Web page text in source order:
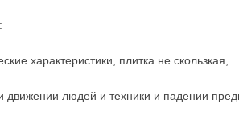
характеристики, плитка не скользкая,
движении людей и техники и падении